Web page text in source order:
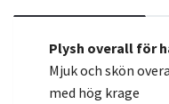
Plysh overall för
Mjuk och skön
med hög krage